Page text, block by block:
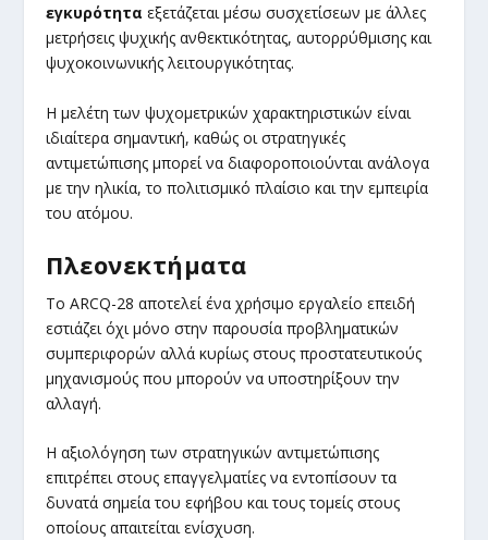
εγκυρότητα εξετάζεται μέσω συσχετίσεων με άλλες
μετρήσεις ψυχικής ανθεκτικότητας, αυτορρύθμισης και
ψυχοκοινωνικής λειτουργικότητας.
Η μελέτη των ψυχομετρικών χαρακτηριστικών είναι
ιδιαίτερα σημαντική, καθώς οι στρατηγικές
αντιμετώπισης μπορεί να διαφοροποιούνται ανάλογα
με την ηλικία, το πολιτισμικό πλαίσιο και την εμπειρία
του ατόμου.
Πλεονεκτήματα
Το ARCQ-28 αποτελεί ένα χρήσιμο εργαλείο επειδή
εστιάζει όχι μόνο στην παρουσία προβληματικών
συμπεριφορών αλλά κυρίως στους προστατευτικούς
μηχανισμούς που μπορούν να υποστηρίξουν την
αλλαγή.
Η αξιολόγηση των στρατηγικών αντιμετώπισης
επιτρέπει στους επαγγελματίες να εντοπίσουν τα
δυνατά σημεία του εφήβου και τους τομείς στους
οποίους απαιτείται ενίσχυση.